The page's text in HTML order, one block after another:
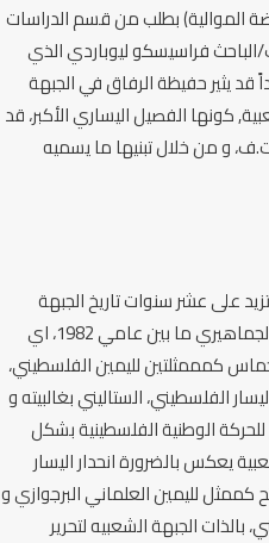
الموالية) بطلب من قسم الدراسات
الباحث فراسيسكو ليوباردي الذي
قد يثير حفيظة الرفاق في الجبهة
كونها الفصيل اليساري الأكبر، قد
و من خلال تبنيها ما يسميه
على عشر سنوات تاريخ الجبهة
الشعبية لتحرير فلسطين خلال فتره انحدارها السياسي و الأيديولوجي و الجماهيري ما بين عامي 1982، اي
حركتي فتح وحماس كمممثلتين لليمين الفلسطيني،
الفلسطيني، الستاليني بغالبيته و
الوطنية الفلسطينية بشكل
يعكس بالضرورة انحدار اليسار
لليمين العلماني البرجوازي و
الجبهة الشعبيه لتحرير